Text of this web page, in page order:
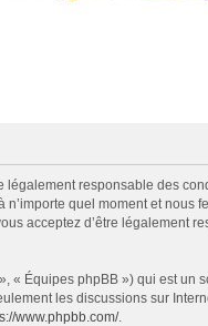
responsable des
quel moment et nous
acceptez d’être légalement
« Équipes phpBB ») qui est un
les discussions sur
www.phpbb.com/.